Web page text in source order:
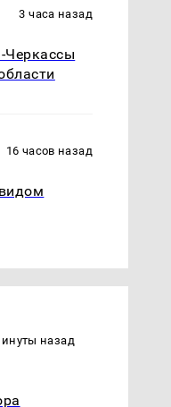
3 часа назад
Черкассы
16 часов назад
назад